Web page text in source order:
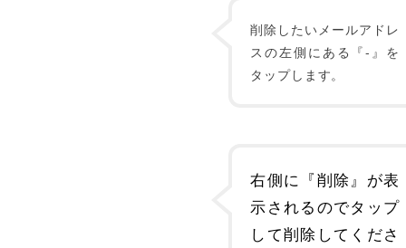
削除したいメールアドレ
スの左側にある『-』を
タップします。
右側に『削除』が表
示されるのでタップ
して削除してくださ